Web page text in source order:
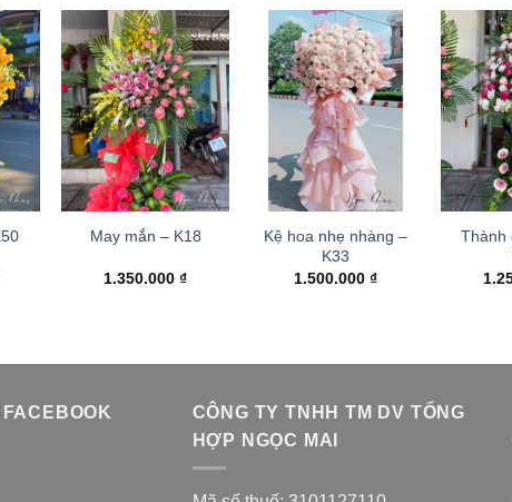
May mắn – K18
1.350.000₫
Kệ hoa nhẹ nhàng –
K33
1.500.000 ₫
Thành
CÔNG TY TNHH TM DV TỔNG
HỢP NGỌC MAI